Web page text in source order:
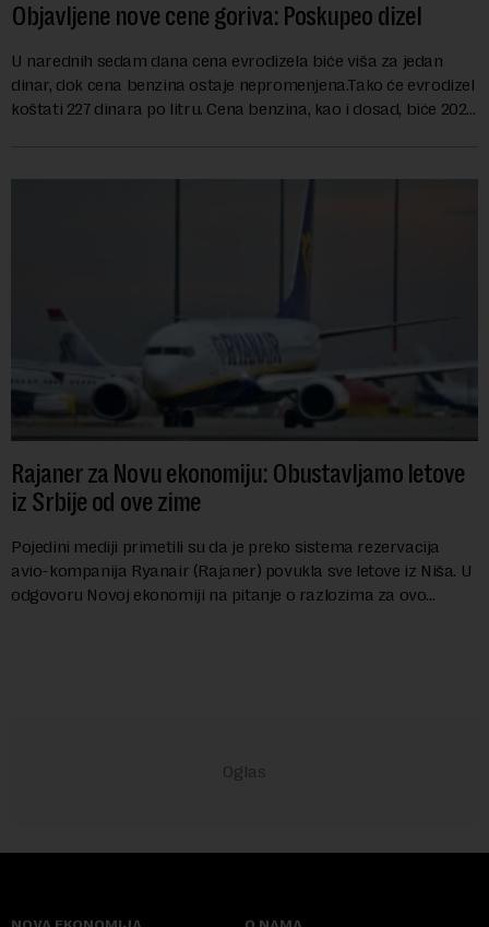
Objavljene nove cene goriva: Poskupeo dizel
U narednih sedam dana cena evrodizela biće viša za jedan
dinar, dok cena benzina ostaje nepromenjena.Tako će evrodizel
koštati 227 dinara po litru. Cena benzina, kao i dosad, biće 202
Rajaner za Novu ekonomiju: Obustavljamo letove
iz Srbije od ove zime
Pojedini mediji primetili su da je preko sistema rezervacija
avio-kompanija Ryanair (Rajaner) povukla sve letove iz Niša. U
odgovoru Novoj ekonomiji na pitanje o razlozima za ovo